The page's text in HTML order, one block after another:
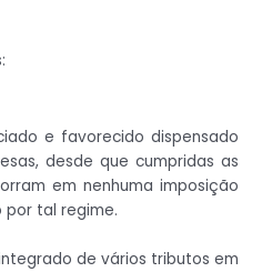
e favorecido dispensado
desde que cumpridas as
em nenhuma imposição
tal regime.
de vários tributos em